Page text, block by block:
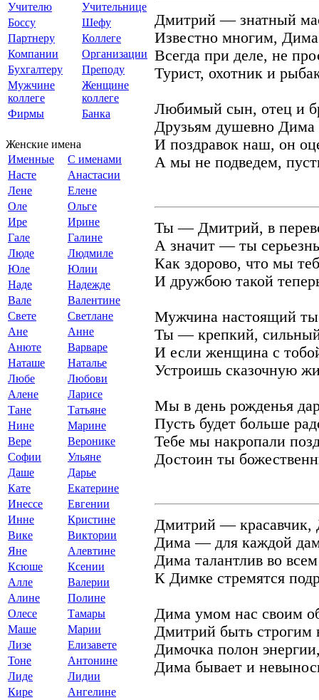
Учителю
Учительнице
Боссу
Шефу
Партнеру
Коллеге
Компании
Организации
Бухгалтеру
Преподу
Мужчине
коллеге
Женщине
коллеге
Фирмы
Банка
Женские имена
Именные
С именами
Насте
Анастасии
Лене
Елене
Оле
Ольге
Ире
Ирине
Гале
Галине
Люде
Людмиле
Юле
Юлии
Наде
Надежде
Вале
Валентине
Свете
Светлане
Ане
Анне
Анюте
Варваре
Наташе
Наталье
Любе
Любови
Алене
Ларисе
Тане
Татьяне
Нине
Марине
Вере
Веронике
Софии
Ульяне
Даше
Дарье
Кате
Екатерине
Инессе
Евгении
Инне
Кристине
Вике
Виктории
Яне
Алевтине
Ксюше
Ксении
Алле
Валерии
Алине
Полине
Олесе
Тамары
Маше
Марии
Лизе
Елизавете
Тоне
Антонине
Лиде
Лидии
Кире
Ангелине
Дмитрий — знатный
Известно многим,
Всегда при деле, не
Турист, охотник и
Любимый сын, отец и
Друзьям душевно Дима
И поздравок наш, он
А мы не подведем,
Ты — Дмитрий, в
А значит — ты
Как здорово, что мы
И дружбою такой
Мужчина настоящий
Ты — крепкий,
И если женщина с
Устроишь сказочную
Мы в день рожденья
Пусть будет больше
Тебе мы накропали
Достоин ты
Дмитрий —
Дима — для каждой
Дима талантлив во
К Димке стремятся
Дима умом нас своим
Дмитрий быть строгим
Димочка полон
Дима бывает и